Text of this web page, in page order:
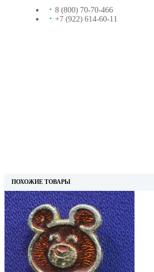
8 (800) 70-70-466
+7 (922) 614-60-11
ПОХОЖИЕ ТОВАРЫ